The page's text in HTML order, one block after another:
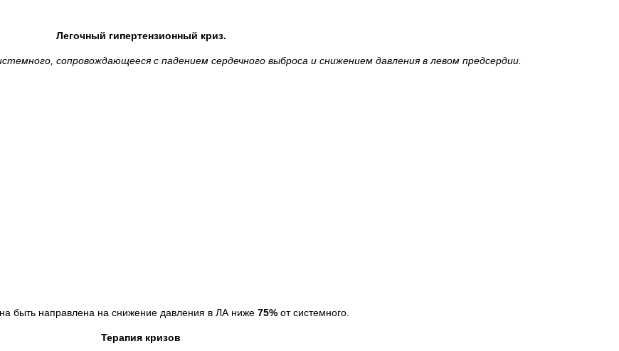
Легочный гипертензионный криз.
сопровождающееся с падением сердечного выброса и снижением давления в левом предсердии.
быть направлена на снижение давления в ЛА ниже 75%от системного.
Терапия кризов